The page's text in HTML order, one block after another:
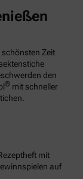
schönsten Zeit
den
® mit schneller
mit
auf